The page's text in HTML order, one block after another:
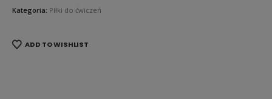
Kategoria: Piłki do ćwiczeń
ADD TO WISHLIST